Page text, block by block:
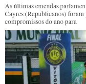
As últimas emendas
Cayres (Republicanos) foram
compromissos do ano para